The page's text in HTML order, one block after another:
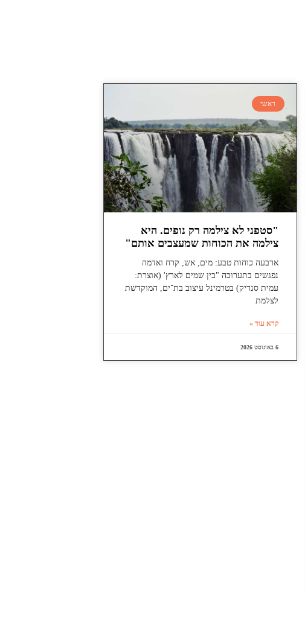
ראשי
"סטפני לא צילמה רק נופים. היא
צילמה את הכוחות שמעצבים אותם"
ארבעה כוחות טבע: מים, אש, קרח ואדמה
נפגשים בתערוכה "בין שמים לארץ' (אוצרת:
עמית סנדיק) בטרמינל עיצוב בת־ים, המוקדשת
לצלמת
קרא עוד »
6 באוגוסט 2026